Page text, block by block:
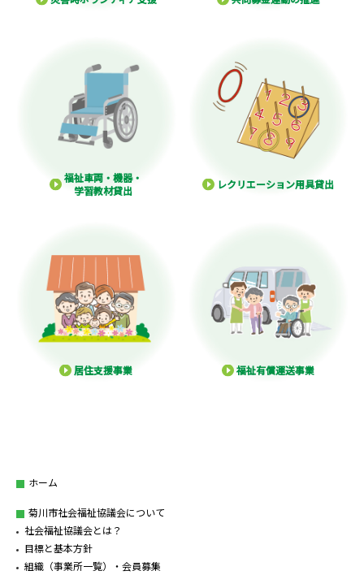
福祉車両・機器・
学習教材貸出
レクリエーション用具貸出
居住支援事業 福祉有償運送事業
ホーム
菊川市社会福祉協議会について
社会福祉協議会とは？
目標と基本方針
組織（事業所一覧）・会員募集